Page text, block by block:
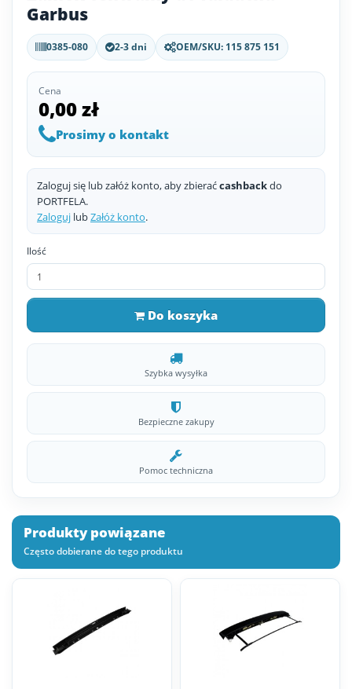
Garbus
0385-080 2-3 dni OEM/SKU: 115 875 151
Cena
0,00 zł
Prosimy o kontakt
Zaloguj się lub załóż konto, aby zbieraćcashbackdo
PORTFELA.
Zaloguj lubZałóż konto.
Ilość
Do koszyka
Szybka wysyłka
Bezpieczne zakupy
Pomoc techniczna
Produkty powiązane
Często dobierane do tego produktu